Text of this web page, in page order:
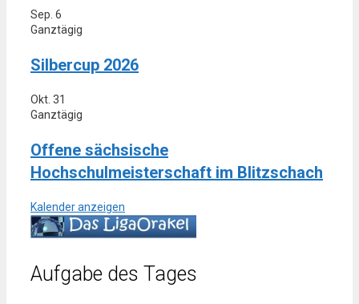
Sep. 6
Ganztägig
Silbercup 2026
Okt. 31
Ganztägig
Offene sächsische
Hochschulmeisterschaft im Blitzschach
Kalender anzeigen
Aufgabe des Tages